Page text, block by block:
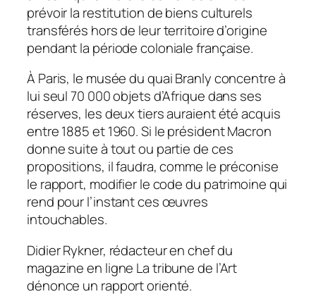
prévoir la restitution de biens culturels
transférés hors de leur territoire d’origine
pendant la période coloniale française.
À Paris, le musée du quai Branly concentre à
lui seul 70 000 objets d’Afrique dans ses
réserves, les deux tiers auraient été acquis
entre 1885 et 1960. Si le président Macron
donne suite à tout ou partie de ces
propositions, il faudra, comme le préconise
le rapport, modifier le code du patrimoine qui
rend pour l’instant ces œuvres
intouchables.
Didier Rykner, rédacteur en chef du
magazine en ligne La tribune de l’Art
dénonce un rapport orienté.